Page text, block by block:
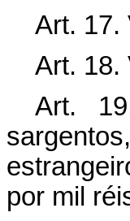
Art. 17.
Art. 18.
Art.
por mil